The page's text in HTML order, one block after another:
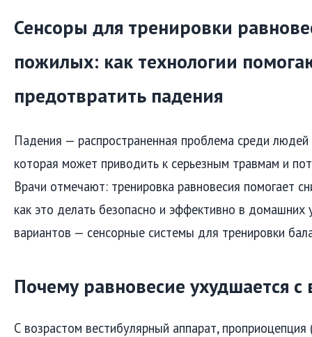
Сенсоры для тренировки
пожилых: как технологии
предотвратить падения
Падения — распространенная проблема среди людей
которая может приводить к серьезным травмам и
Врачи отмечают: тренировка равновесия помогает
как это делать безопасно и эффективно в домашних
вариантов — сенсорные системы для тренировки
Почему равновесие ухудшается с
С возрастом вестибулярный аппарат,